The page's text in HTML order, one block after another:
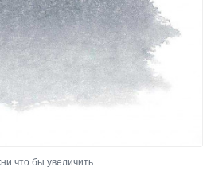
что бы увеличить